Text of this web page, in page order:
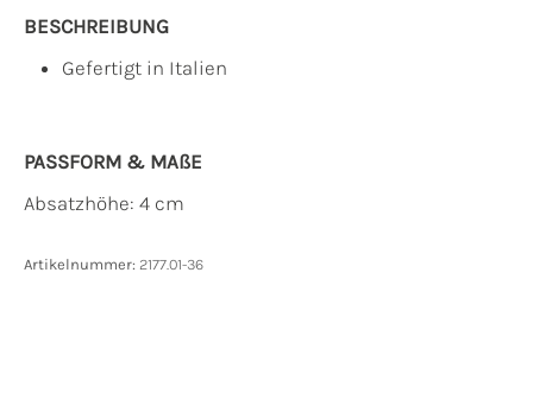
BESCHREIBUNG
Gefertigt in Italien
PASSFORM & MAẞE
Absatzhöhe: 4 cm
Artikelnummer: 2177.01-36